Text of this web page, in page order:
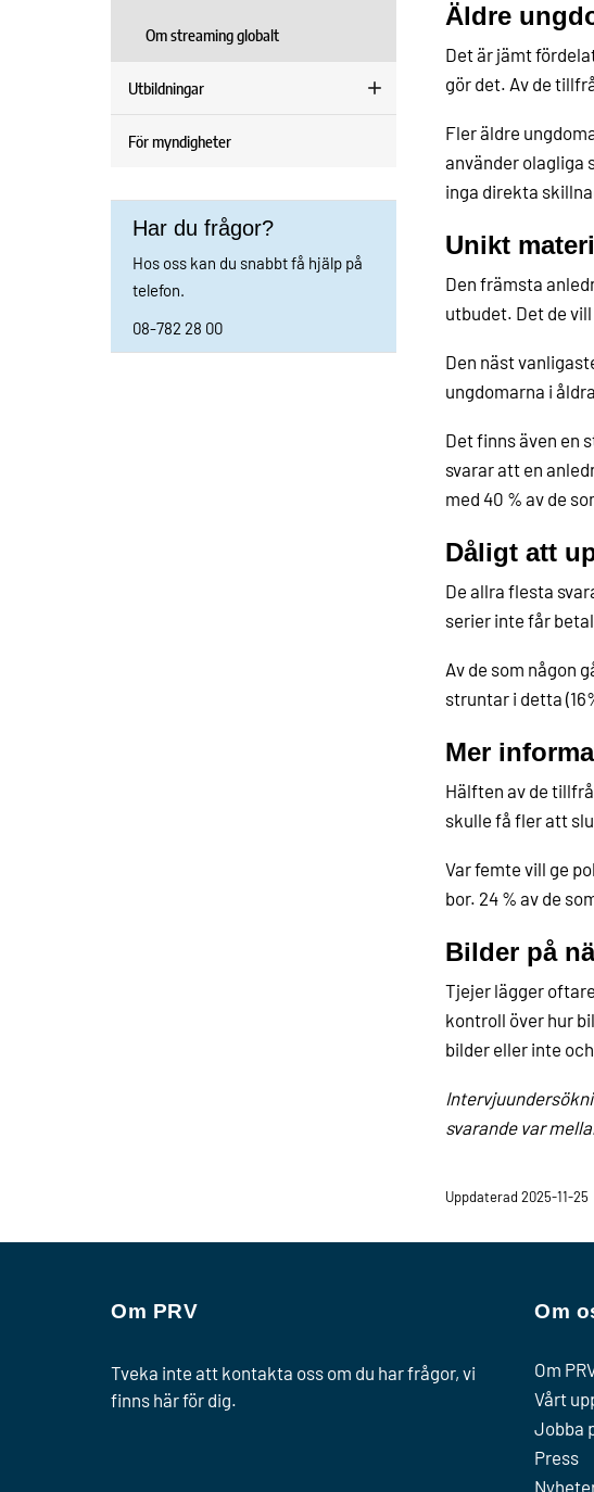
Om streaming globalt
Utbildningar
För myndigheter
Har du frågor?
Hos oss kan du snabbt få hjälp på
telefon.
08-782 28 00
Äldre
Det är jämt
gör det. Av de
Fler äldre
använder olagliga
inga direkta
Unikt
Den främsta
utbudet. Det de
Den näst
ungdomarna i
Det finns även en
svarar att en
med 40 % av de
Dåligt att
De allra flesta
serier inte får
Av de som någon
struntar i detta
Mer
Hälften av de
skulle få fler att
Var femte vill ge
bor. 24 % av de
Bilder på
Tjejer lägger
kontroll över hur
bilder eller inte
svarande var
Uppdaterad 2025-11-25
Om PRV
Tveka inte att kontakta oss om du har frågor, vi
finns här för dig.
Om
Om
Vårt
Jobba
Press